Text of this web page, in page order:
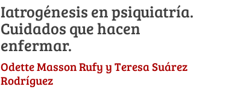
Iatrogénesis en psiquiatría.
Cuidados que hacen
enfermar.
Odette Masson Rufy y Teresa Suárez
Rodríguez